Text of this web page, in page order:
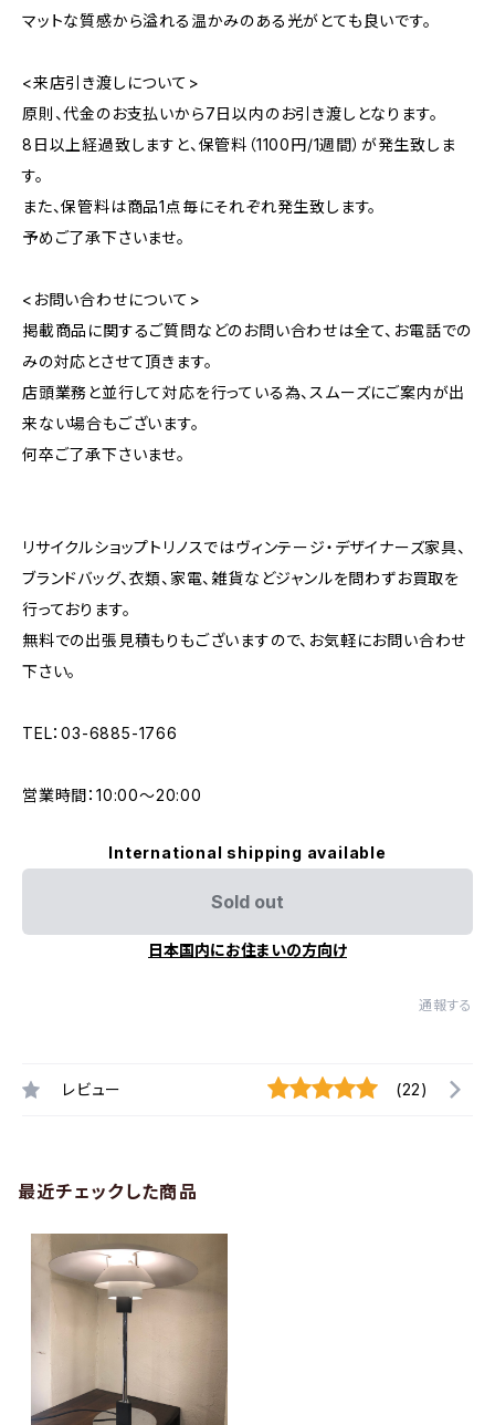
マットな質感から溢れる温かみのある光がとても良いです。
<来店引き渡しについて>
原則、代金のお支払いから7日以内のお引き渡しとなります。
8日以上経過致しますと、保管料（1100円/1週間）が発生致しま
す。
また、保管料は商品1点毎にそれぞれ発生致します。
予めご了承下さいませ。
<お問い合わせについて>
掲載商品に関するご質問などのお問い合わせは全て、お電話での
みの対応とさせて頂きます。
店頭業務と並行して対応を行っている為、スムーズにご案内が出
来ない場合もございます。
何卒ご了承下さいませ。
リサイクルショップトリノスではヴィンテージ・デザイナーズ家具、
ブランドバッグ、衣類、家電、雑貨などジャンルを問わずお買取を
行っております。
無料での出張見積もりもございますので、お気軽にお問い合わせ
下さい。
TEL：03-6885-1766
営業時間：10:00〜20:00
International shipping available
Sold out
日本国内にお住まいの方向け
通報する
レビュー (22)
最近チェックした商品